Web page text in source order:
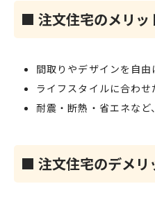
■ 注文住宅のメリッ
間取りやデザインを自由
ライフスタイルに合わせ
耐震・断熱・省エネなど
■ 注文住宅のデメリ